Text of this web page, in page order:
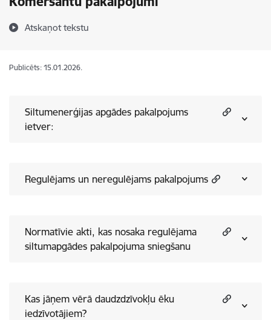
Atskaņot tekstu
Publicēts: 15.01.2026.
Siltumenerģijas apgādes pakalpojums
ietver:
Regulējams un neregulējams pakalpojums
Normatīvie akti, kas nosaka regulējama
siltumapgādes pakalpojuma sniegšanu
Kas jāņem vērā daudzdzīvokļu ēku
iedzīvotājiem?